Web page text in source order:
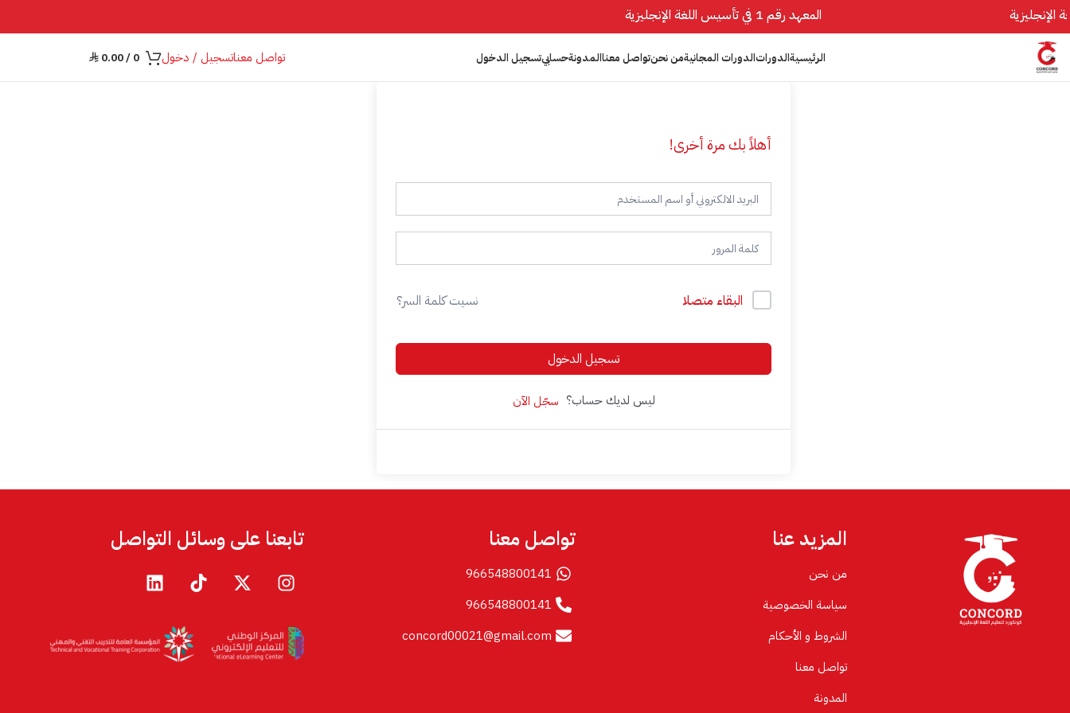
المعهد رقم 1 في تأسيس اللغة الإنجليزية
الرئيسيةالدوراتالدورات المجانيةمن نحنتواصل معناالمدونةحسابيتسجيل الدخول تواصل معناتسجيل / دخول 0
/
⃁ 0.00
أهلاً بك مرة أخرى!
البقاء متصلا نسيت كلمة السر؟
تسجيل الدخول
ليس لديك حساب؟ سجّل الآن
المزيد عنا
من نحن
سياسة الخصوصية
الشروط و الأحكام
تواصل معنا
المدونة
تواصل معنا
966548800141
966548800141
concord00021@gmail.com
تابعنا على وسائل التواصل